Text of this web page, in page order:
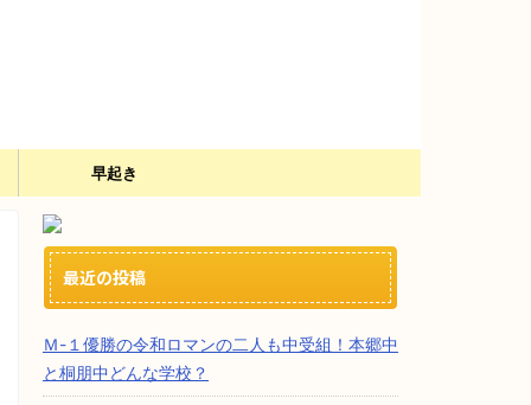
早起き
最近の投稿
Ｍ-１優勝の令和ロマンの二人も中受組！本郷中
と桐朋中どんな学校？